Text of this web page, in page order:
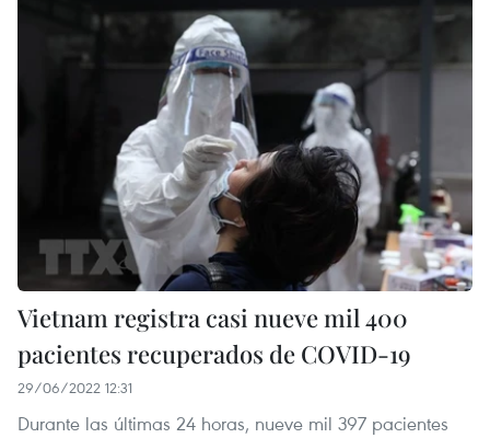
Vietnam registra casi nueve mil 400
pacientes recuperados de COVID-19
29/06/2022 12:31
Durante las últimas 24 horas, nueve mil 397 pacientes